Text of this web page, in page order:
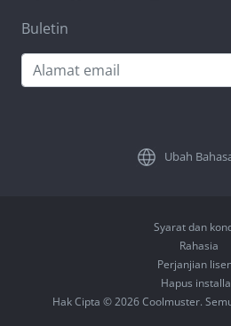
Buletin
Ubah
Syarat dan
Rahasia
Perjanjian
Hapus
Hak Cipta © 2026 Coolmuster.